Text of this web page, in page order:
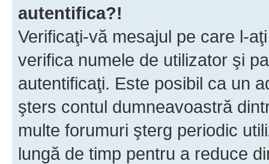
autentifica?!
Verificaţi-vă mesajul pe care l-
verifica numele de utilizator şi
autentificaţi. Este posibil ca un
şters contul dumneavoastră
multe forumuri şterg periodic
lungă de timp pentru a reduce